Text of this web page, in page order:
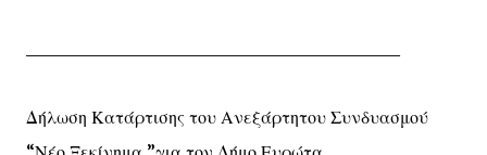
Δήλωση Κατάρτισης του Ανεξάρτητου Συνδυασμού